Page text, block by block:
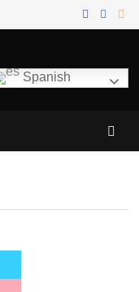
Spanish